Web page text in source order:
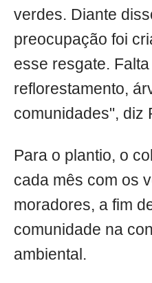
verdes. Diante
preocupação foi
esse resgate.
reflorestamento,
comunidades", diz
Para o plantio, o
cada mês com os
moradores, a fim
comunidade na
ambiental.